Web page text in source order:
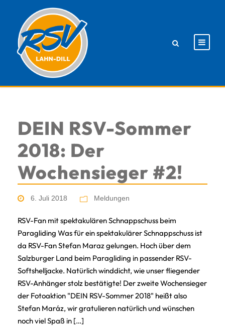
DEIN RSV-Sommer
2018: Der
Wochensieger #2!
6. Juli 2018 Meldungen
RSV-Fan mit spektakulären Schnappschuss beim
Paragliding Was für ein spektakulärer Schnappschuss ist
da RSV-Fan Stefan Maraz gelungen. Hoch über dem
Salzburger Land beim Paragliding in passender RSV-
Softshelljacke. Natürlich winddicht, wie unser fliegender
RSV-Anhänger stolz bestätigte! Der zweite Wochensieger
der Fotoaktion "DEIN RSV-Sommer 2018" heißt also
Stefan Maráz, wir gratulieren natürlich und wünschen
noch viel Spaß in […]